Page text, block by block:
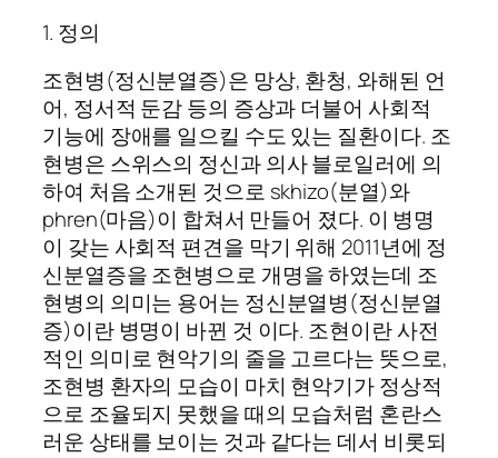
1. 정의
조현병(정신분열증)은 망상, 환청, 와해된 언
어, 정서적 둔감 등의 증상과 더불어 사회적
기능에 장애를 일으킬 수도 있는 질환이다. 조
현병은 스위스의 정신과 의사 블로일러에 의
하여 처음 소개된 것으로 skhizo(분열)와
phren(마음)이 합쳐서 만들어 졌다. 이 병명
이 갖는 사회적 편견을 막기 위해 2011년에 정
신분열증을 조현병으로 개명을 하였는데 조
현병의 의미는 용어는 정신분열병(정신분열
증)이란 병명이 바뀐 것 이다. 조현이란 사전
적인 의미로 현악기의 줄을 고르다는 뜻으로,
조현병 환자의 모습이 마치 현악기가 정상적
으로 조율되지 못했을 때의 모습처럼 혼란스
러운 상태를 보이는 것과 같다는 데서 비롯되